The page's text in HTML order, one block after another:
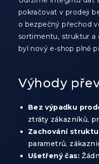
pokračovat v prodeji
o bezpečný přechod
sortimentu, struktur a
byl nový e‑shop plně
Výhody
Bez výpadku
ztráty zákazníků,
Zachování
parametrů,
Ušetřený čas: